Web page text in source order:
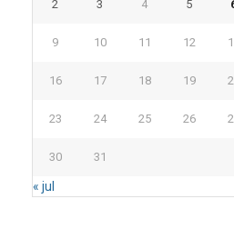
2 3 4 5
9 10 11 12
16 17 18 19
23 24 25 26
30 31
« jul